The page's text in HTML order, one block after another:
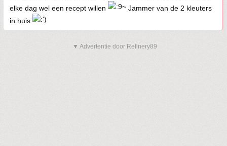
elke dag wel een recept willen
Jammer van de 2 kleuters
in huis
▼ Advertentie door Refinery89